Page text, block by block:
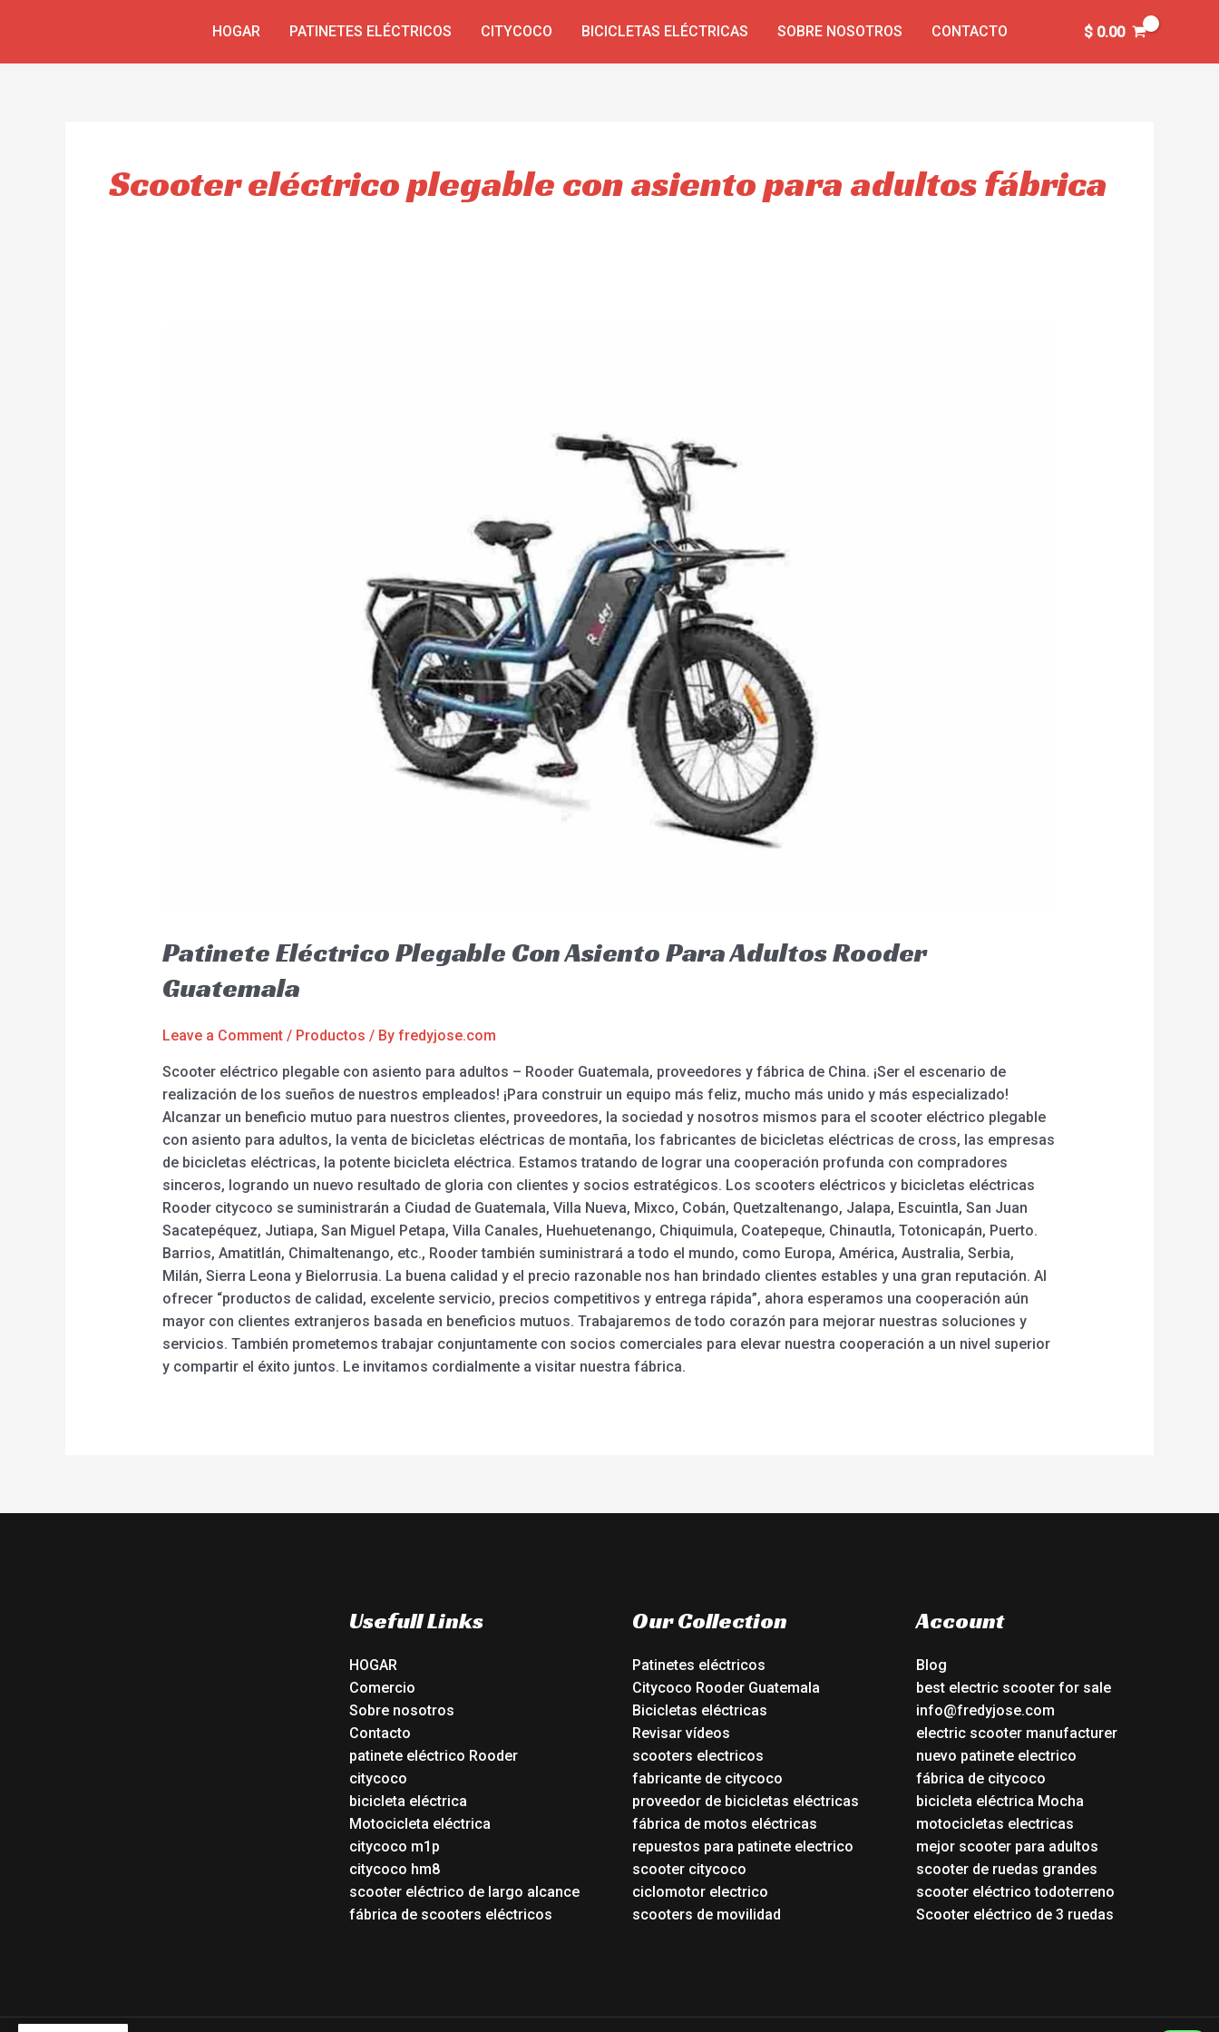
HOGAR PATINETES ELÉCTRICOS CITYCOCO BICICLETAS ELÉCTRICAS SOBRE NOSOTROS CONTACTO $0.00
Scooter eléctrico plegable con asiento para adultos fábrica
Patinete Eléctrico Plegable Con Asiento Para Adultos Rooder
Guatemala
Leave a Comment / Productos / By fredyjose.com
Scooter eléctrico plegable con asiento para adultos – Rooder Guatemala, proveedores y fábrica de China. ¡Ser el escenario de
realización de los sueños de nuestros empleados! ¡Para construir un equipo más feliz, mucho más unido y más especializado!
Alcanzar un beneficio mutuo para nuestros clientes, proveedores, la sociedad y nosotros mismos para el scooter eléctrico plegable
con asiento para adultos, la venta de bicicletas eléctricas de montaña, los fabricantes de bicicletas eléctricas de cross, las empresas
de bicicletas eléctricas, la potente bicicleta eléctrica. Estamos tratando de lograr una cooperación profunda con compradores
sinceros, logrando un nuevo resultado de gloria con clientes y socios estratégicos. Los scooters eléctricos y bicicletas eléctricas
Rooder citycoco se suministrarán a Ciudad de Guatemala, Villa Nueva, Mixco, Cobán, Quetzaltenango, Jalapa, Escuintla, San Juan
Sacatepéquez, Jutiapa, San Miguel Petapa, Villa Canales, Huehuetenango, Chiquimula, Coatepeque, Chinautla, Totonicapán, Puerto.
Barrios, Amatitlán, Chimaltenango, etc., Rooder también suministrará a todo el mundo, como Europa, América, Australia, Serbia,
Milán, Sierra Leona y Bielorrusia. La buena calidad y el precio razonable nos han brindado clientes estables y una gran reputación. Al
ofrecer “productos de calidad, excelente servicio, precios competitivos y entrega rápida”, ahora esperamos una cooperación aún
mayor con clientes extranjeros basada en beneficios mutuos. Trabajaremos de todo corazón para mejorar nuestras soluciones y
servicios. También prometemos trabajar conjuntamente con socios comerciales para elevar nuestra cooperación a un nivel superior
y compartir el éxito juntos. Le invitamos cordialmente a visitar nuestra fábrica.
Usefull Links
HOGAR
Comercio
Sobre nosotros
Contacto
patinete eléctrico Rooder
citycoco
bicicleta eléctrica
Motocicleta eléctrica
citycoco m1p
citycoco hm8
scooter eléctrico de largo alcance
fábrica de scooters eléctricos
Our Collection
Patinetes eléctricos
Citycoco Rooder Guatemala
Bicicletas eléctricas
Revisar vídeos
scooters electricos
fabricante de citycoco
proveedor de bicicletas eléctricas
fábrica de motos eléctricas
repuestos para patinete electrico
scooter citycoco
ciclomotor electrico
scooters de movilidad
Account
Blog
best electric scooter for sale
info@fredyjose.com
electric scooter manufacturer
nuevo patinete electrico
fábrica de citycoco
bicicleta eléctrica Mocha
motocicletas electricas
mejor scooter para adultos
scooter de ruedas grandes
scooter eléctrico todoterreno
Scooter eléctrico de 3 ruedas